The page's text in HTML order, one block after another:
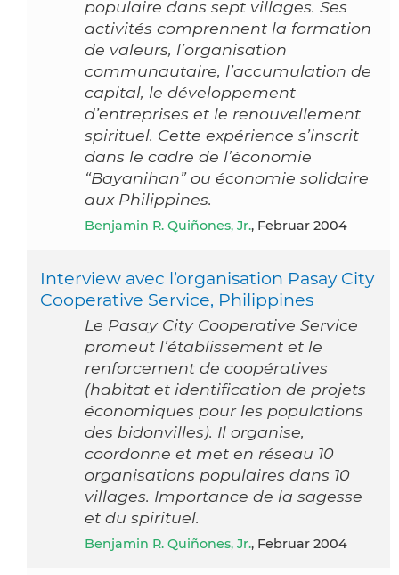
populaire dans sept villages. Ses
activités comprennent la formation
de valeurs, l’organisation
communautaire, l’accumulation de
capital, le développement
d’entreprises et le renouvellement
spirituel. Cette expérience s’inscrit
dans le cadre de l’économie
“Bayanihan” ou économie solidaire
aux Philippines.
Benjamin R. Quiñones, Jr., Februar 2004
Interview avec l’organisation Pasay City
Cooperative Service, Philippines
Le Pasay City Cooperative Service
promeut l’établissement et le
renforcement de coopératives
(habitat et identification de projets
économiques pour les populations
des bidonvilles). Il organise,
coordonne et met en réseau 10
organisations populaires dans 10
villages. Importance de la sagesse
et du spirituel.
Benjamin R. Quiñones, Jr., Februar 2004